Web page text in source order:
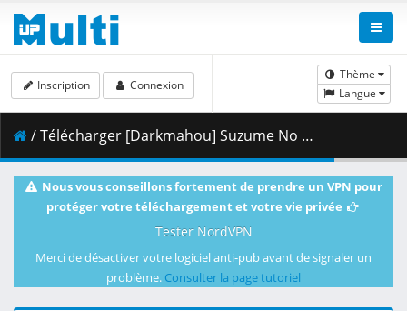
Thème
Langue
Inscription Connexion
/ Télécharger [Darkmahou] Suzume No Tojimari [1080p][HEVC][Multi Sub][ENG][POR-BR].mkv.003 ( 422.40 MB )
Nous vous conseillons fortement de prendre un VPN pour
protéger votre téléchargement et votre vie privée
Tester NordVPN
Merci de désactiver votre logiciel anti-pub avant de signaler un
problème. Consulter la page tutoriel